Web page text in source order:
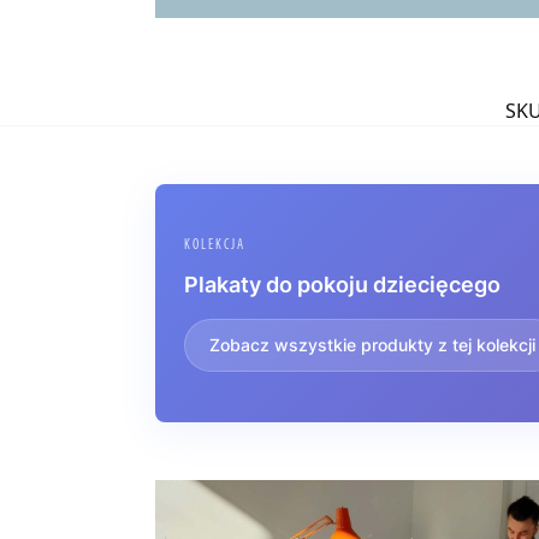
KOLEKCJA
Plakaty do pokoju dziecięcego
Zobacz wszystkie produkty z tej kolekcji